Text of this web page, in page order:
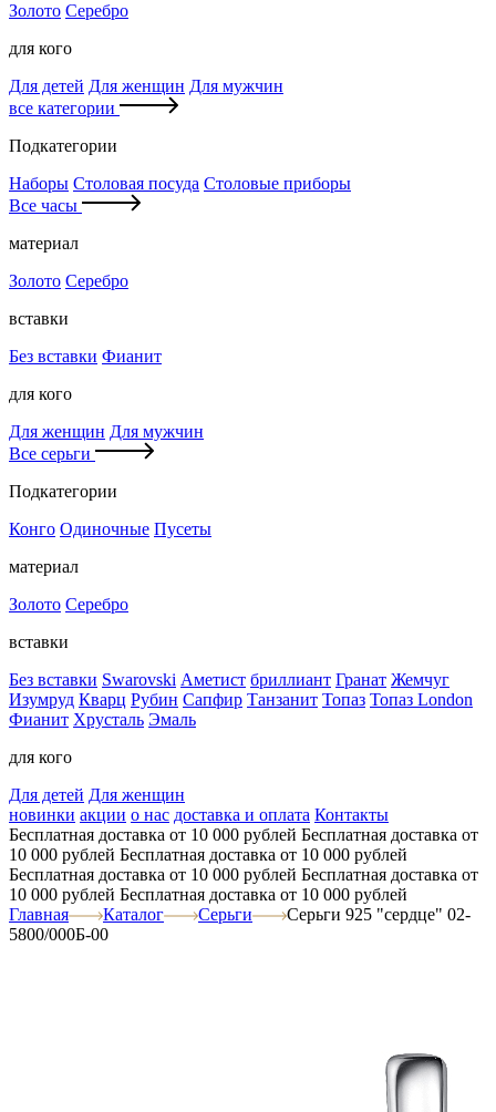
Золото Серебро
для кого
Для детей Для женщин Для мужчин
все категории
Подкатегории
Наборы Столовая посуда Столовые приборы
Все часы
материал
Золото Серебро
вставки
Без вставки Фианит
для кого
Для женщин Для мужчин
Все серьги
Подкатегории
Конго Одиночные Пусеты
материал
Золото Серебро
вставки
Без вставки Swarovski Аметист бриллиант Гранат Жемчуг
Изумруд Кварц Рубин Сапфир Танзанит Топаз Топаз London
Фианит Хрусталь Эмаль
для кого
Для детей Для женщин
новинки акции о нас доставка и оплата Контакты
Бесплатная доставка от 10 000 рублей Бесплатная доставка от
10 000 рублей Бесплатная доставка от 10 000 рублей
Бесплатная доставка от 10 000 рублей Бесплатная доставка от
10 000 рублей Бесплатная доставка от 10 000 рублей
Главная
Каталог Серьги
Серьги 925 "сердце" 02-
5800/000Б-00